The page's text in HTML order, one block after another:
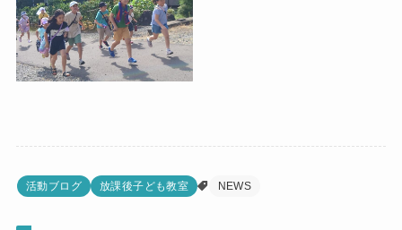
活動ブログ 放課後子ども教室 NEWS